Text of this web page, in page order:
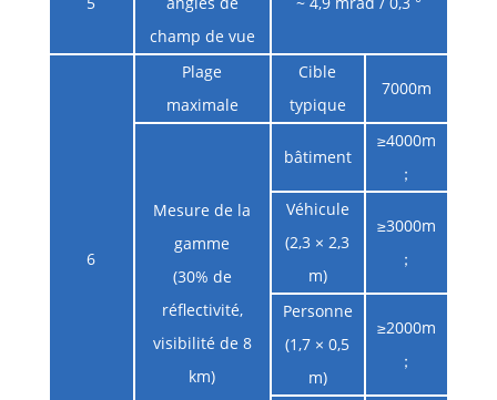
champ de vue
6
Plage
maximale
Cible
typique
7000m
Mesure de la
gamme
(30% de
réflectivité,
visibilité de 8
km)
bâtiment
≥4000m
；
Véhicule
(2,3 × 2,3
m)
≥3000m
；
Personne
(1,7 × 0,5
m)
≥2000m
；